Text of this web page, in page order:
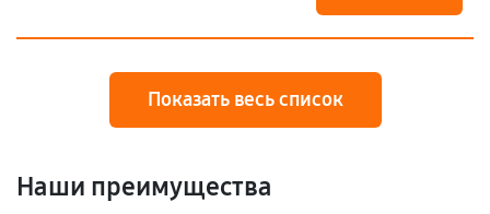
Показать весь список
Наши преимущества